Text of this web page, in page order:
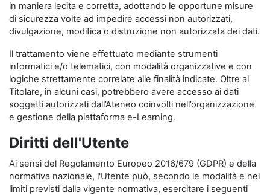
in maniera lecita e corretta, adottando le opportune misure
di sicurezza volte ad impedire accessi non autorizzati,
divulgazione, modifica o distruzione non autorizzata dei dati.
Il trattamento viene effettuato mediante strumenti
informatici e/o telematici, con modalità organizzative e con
logiche strettamente correlate alle finalità indicate. Oltre al
Titolare, in alcuni casi, potrebbero avere accesso ai dati
soggetti autorizzati dall’Ateneo coinvolti nell’organizzazione
e gestione della piattaforma e-Learning.
Diritti dell'Utente
Ai sensi del Regolamento Europeo 2016/679 (GDPR) e della
normativa nazionale, l'Utente può, secondo le modalità e nei
limiti previsti dalla vigente normativa, esercitare i seguenti